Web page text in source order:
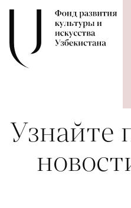
Узнайте